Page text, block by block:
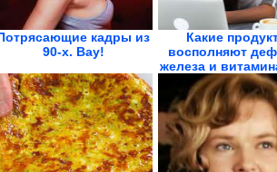
кадры из
90-х. Вау!
Какие
восполняют
железа и